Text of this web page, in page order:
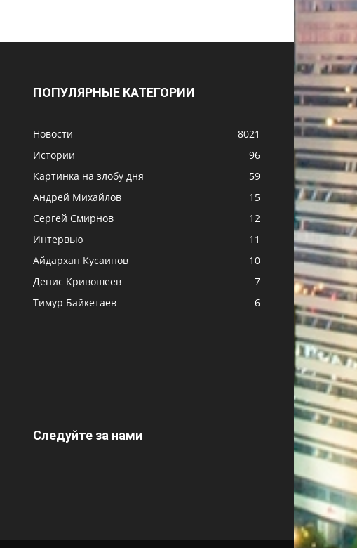
ПОПУЛЯРНЫЕ КАТЕГОРИИ
Новости
8021
Истории
96
Картинка на злобу дня
59
Андрей Михайлов
15
Сергей Смирнов
12
Интервью
11
Айдархан Кусаинов
10
Денис Кривошеев
7
Тимур Байкетаев
6
Следуйте за нами